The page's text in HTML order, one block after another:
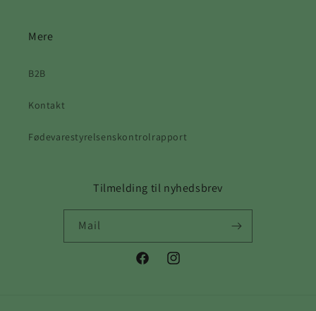
Mere
B2B
Kontakt
Fødevarestyrelsenskontrolrapport
Tilmelding til nyhedsbrev
Mail
FacebookInstagram